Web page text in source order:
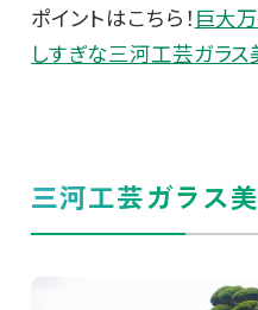
ポイントはこちら！ 巨大
しすぎな三河工芸ガラ
三河工芸ガラス